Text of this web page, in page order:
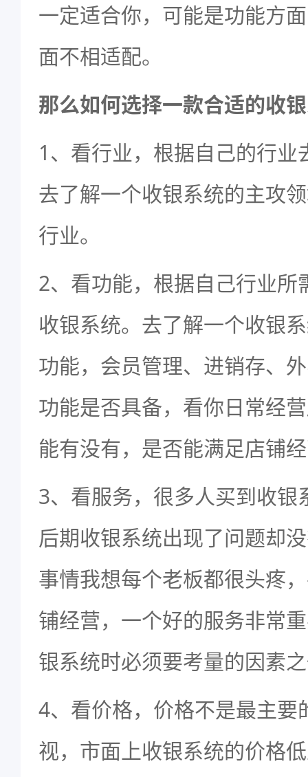
一定适合你，可能是功能方
面不相适配。
那么如何选择一款合适的收
1、看行业，根据自己的行业
去了解一个收银系统的主攻
行业。
2、看功能，根据自己行业所
收银系统。去了解一个收银
功能，会员管理、进销存、
功能是否具备，看你日常经
能有没有，是否能满足店铺
3、看服务，很多人买到收银
后期收银系统出现了问题却
事情我想每个老板都很头疼
铺经营，一个好的服务非常
银系统时必须要考量的因素
4、看价格，价格不是最主要
视，市面上收银系统的价格